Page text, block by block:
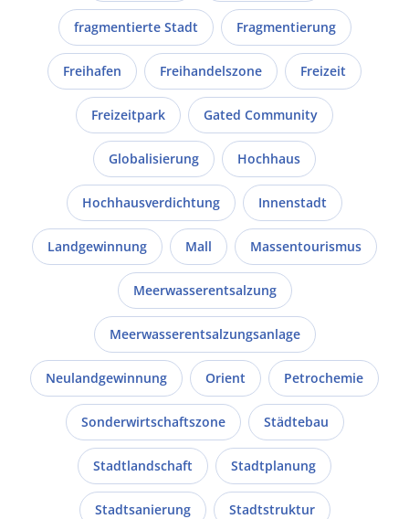
fragmentierte Stadt Fragmentierung
Freihafen Freihandelszone Freizeit
Freizeitpark Gated Community
Globalisierung Hochhaus
Hochhausverdichtung Innenstadt
Landgewinnung Mall Massentourismus
Meerwasserentsalzung
Meerwasserentsalzungsanlage
Neulandgewinnung Orient Petrochemie
Sonderwirtschaftszone Städtebau
Stadtlandschaft Stadtplanung
Stadtsanierung Stadtstruktur